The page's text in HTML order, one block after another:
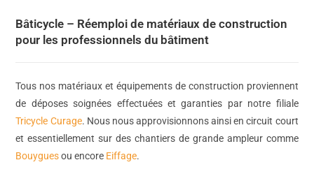
Bâticycle – Réemploi de matériaux de construction
pour les professionnels du bâtiment
Tous nos matériaux et équipements de construction proviennent
de déposes soignées effectuées et garanties par notre filiale
Tricycle Curage. Nous nous approvisionnons ainsi en circuit court
et essentiellement sur des chantiers de grande ampleur comme
Bouyguesou encore Eiffage.